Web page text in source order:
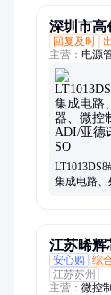
深圳市高
回复及时
主营： 电源
器(ADC)、
AC-DC 转
器、电源管
集成电路、
江苏晞辉
安心购
综
江苏苏州
主营： 微控